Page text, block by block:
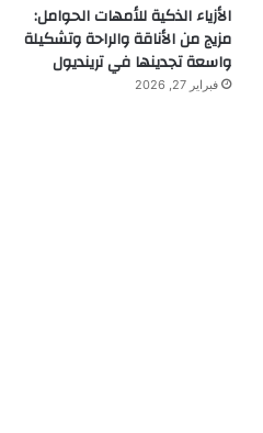
الأزياء الذكية للأمهات الحوامل:
مزيج من الأناقة والراحة وتشكيلة
واسعة تجدينها في ترينديول
فبراير 27, 2026